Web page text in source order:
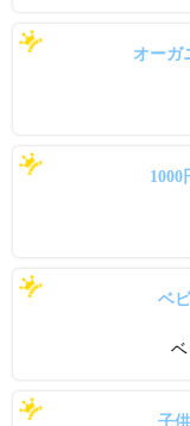
オーガ
ベ
子